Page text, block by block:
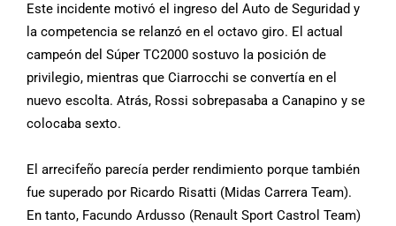
Este incidente motivó el ingreso del Auto de Seguridad y
la competencia se relanzó en el octavo giro. El actual
campeón del Súper TC2000 sostuvo la posición de
privilegio, mientras que Ciarrocchi se convertía en el
nuevo escolta. Atrás, Rossi sobrepasaba a Canapino y se
colocaba sexto.
El arrecifeño parecía perder rendimiento porque también
fue superado por Ricardo Risatti (Midas Carrera Team).
En tanto, Facundo Ardusso (Renault Sport Castrol Team)